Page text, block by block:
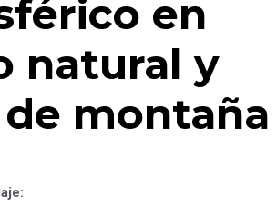
en
natural y
montaña